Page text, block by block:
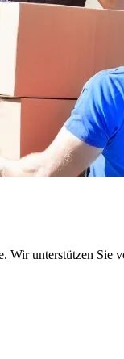
Wir unterstützen